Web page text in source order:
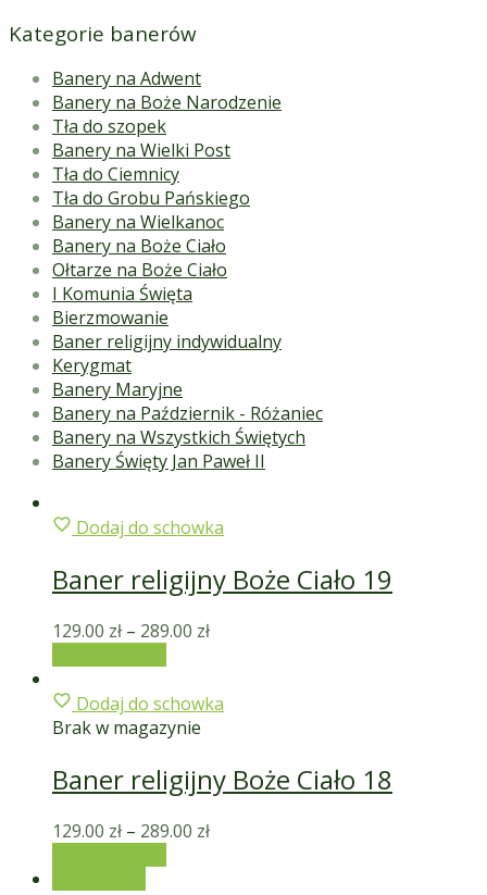
Kategorie banerów
Banery na Adwent
Banery na Boże Narodzenie
Tła do szopek
Banery na Wielki Post
Tła do Ciemnicy
Tła do Grobu Pańskiego
Banery na Wielkanoc
Banery na Boże Ciało
Ołtarze na Boże Ciało
I Komunia Święta
Bierzmowanie
Baner religijny indywidualny
Kerygmat
Banery Maryjne
Banery na Październik - Różaniec
Banery na Wszystkich Świętych
Banery Święty Jan Paweł II
Dodaj do schowka
Baner religijny Boże Ciało 19
129.00 zł – 289.00 zł
Dodaj do schowka
Brak w magazynie
Baner religijny Boże Ciało 18
129.00 zł – 289.00 zł